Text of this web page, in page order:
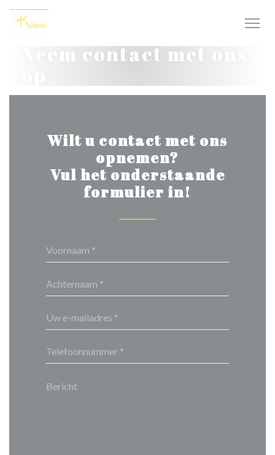
Cookies beheer paneel
Neem contact met ons
Wilt u contact met ons
opnemen?
Vul het onderstaande
formulier in!